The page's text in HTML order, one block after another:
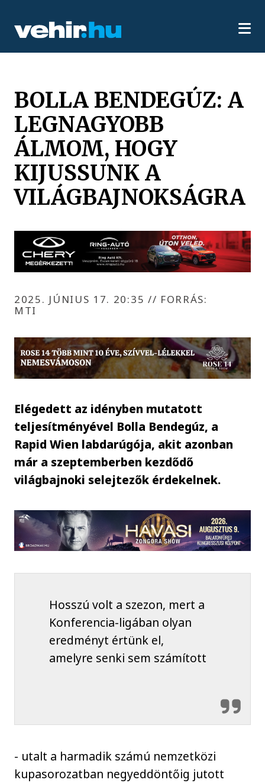
BOLLA BENDEGÚZ: A
LEGNAGYOBB
ÁLMOM, HOGY
KIJUSSUNK A
VILÁGBAJNOKSÁGRA
2025. JÚNIUS 17. 20:35 // FORRÁS:
MTI
Elégedett az idényben mutatott
teljesítményével Bolla Bendegúz, a
Rapid Wien labdarúgója, akit azonban
már a szeptemberben kezdődő
világbajnoki selejtezők érdekelnek.
Hosszú volt a szezon, mert a
Konferencia-ligában olyan
eredményt értünk el,
amelyre senki sem számított
- utalt a harmadik számú nemzetközi
kupasorozatban negyeddöntőig jutott